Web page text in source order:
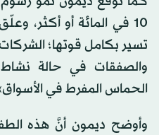
10 في المائة أو أكثر،
تسير بكامل قوتها؛
والصفقات في حالة
الحماس المفرط في
وأوضح ديمون أنَّ هذه